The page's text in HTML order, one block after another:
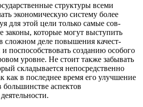
структуры всеми
экономическую систему более
для этой цели только самые сов­
законы, которые могут выступить
сложном деле повышения качест­
поспособствовать созданию осо­бого
уровне. Не стоит также забывать
складывается непо­средственно
как в последнее вре­мя его улучшение
большинстве аспектов